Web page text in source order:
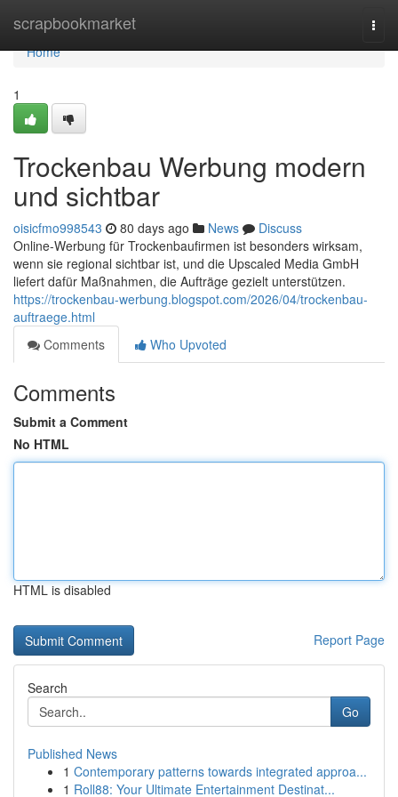
scrapbookmarket
Home
Home
1
Trockenbau Werbung modern
und sichtbar
oisicfmo998543 80 days ago News
Discuss
Online-Werbung für Trockenbaufirmen ist besonders wirksam,
wenn sie regional sichtbar ist, und die Upscaled Media GmbH
liefert dafür Maßnahmen, die Aufträge gezielt unterstützen.
https://trockenbau-werbung.blogspot.com/2026/04/trockenbau-
auftraege.html
Comments
Who Upvoted
Comments
Submit a Comment
No HTML
HTML is disabled
Report Page
Search
Go
Published News
1 Contemporary patterns towards integrated approa...
1 Roll88: Your Ultimate Entertainment Destinat...